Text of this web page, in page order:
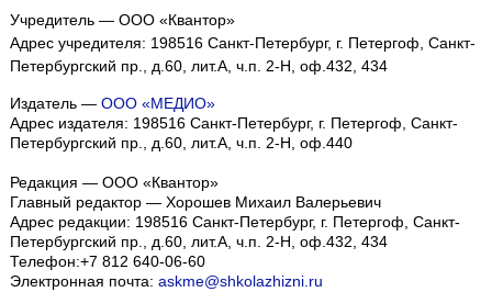
Учредитель — ООО «Квантор»
Адрес учредителя: 198516 Санкт-Петербург, г. Петергоф, Санкт-
Петербургский пр., д.60, лит.А, ч.п. 2-Н, оф.432, 434
Издатель — ООО «МЕДИО»
Адрес издателя: 198516 Санкт-Петербург, г. Петергоф, Санкт-
Петербургский пр., д.60, лит.А, ч.п. 2-Н, оф.440
Редакция — ООО «Квантор»
Главный редактор — Хорошев Михаил Валерьевич
Адрес редакции: 198516 Санкт-Петербург, г. Петергоф Санкт-
Петербургский пр., д.60, лит.А, ч.п. 2-Н, оф.432, 434
Телефон:+7 812 640-06-60
Электронная почта: askme@shkolazhizni.ru